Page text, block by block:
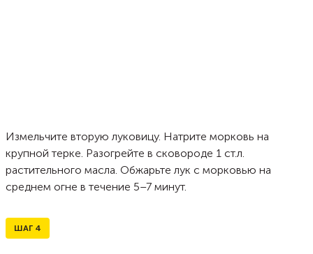
Измельчите вторую луковицу. Натрите морковь на
крупной терке. Разогрейте в сковороде 1 ст.л.
растительного масла. Обжарьте лук с морковью на
среднем огне в течение 5–7 минут.
ШАГ 4